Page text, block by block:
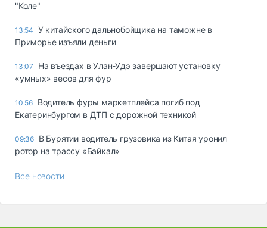
"Коле"
13:54 У китайского дальнобойщика на таможне в
Приморье изъяли деньги
13:07
Ha въeздax в Улaн-Удэ зaвepшaют ycтaнoвкy
«yмныx» вecoв для фyp
10:56 Водитель фуры маркетплейса погиб под
Екатеринбургом в ДТП с дорожной техникой
09:36 В Бурятии водитель грузовика из Китая уронил
ротор на трассу «Байкал»
Все новости